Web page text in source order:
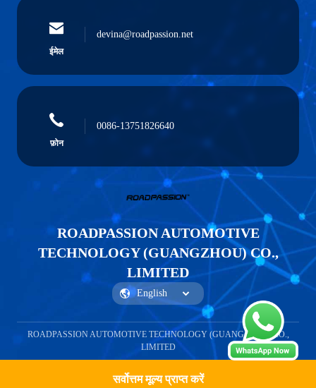
सर्वोत्तम मूल्य प्राप्त करें
ईमेल
devina@roadpassion.net
फ़ोन
0086-13751826640
ROADPASSION AUTOMOTIVE
TECHNOLOGY (GUANGZHOU) CO.,
LIMITED
ROADPASSION AUTOMOTIVE TECHNOLOGY (GUANGZHOU) CO.,
LIMITED
एक कहावत कहना